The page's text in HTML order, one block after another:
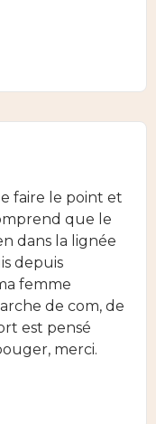
faire le point et
que le
dans la lignée
depuis
femme
de com, de
est pensé
merci.